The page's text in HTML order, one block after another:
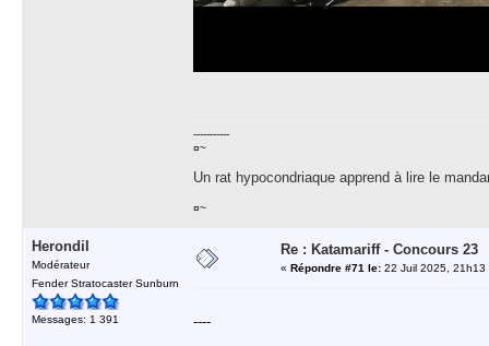
-----------
¤~
Un rat hypocondriaque apprend à lire le
¤~
Herondil
Modérateur
Fender Stratocaster Sunburn
Messages: 1 391
Re : Katamariff - Concours 23
« Répondre #71 le: 22 Juil 2025, 21h13
----